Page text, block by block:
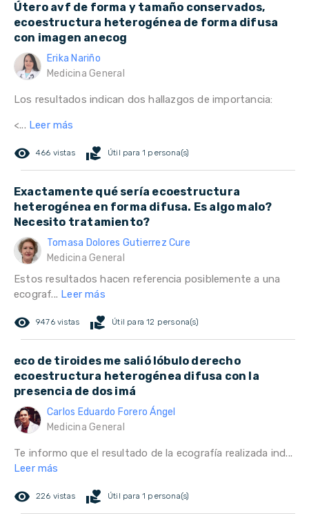
Útero avf de forma y tamaño conservados,
ecoestructura heterogénea de forma difusa
con imagen anecog
Erika Nariño
Medicina General
Los resultados indican dos hallazgos de importancia:
<... Leer más
remove_red_eye 466 vistas volunteer_activism Útil para 1 persona(s)
Exactamente qué sería ecoestructura
heterogénea en forma difusa. Es algo malo?
Necesito tratamiento?
Tomasa Dolores Gutierrez Cure
Medicina General
Estos resultados hacen referencia posiblemente a una
ecograf... Leer más
remove_red_eye 9476 vistas volunteer_activism Útil para 12 persona(s)
eco de tiroides me salió lóbulo derecho
ecoestructura heterogénea difusa con la
presencia de dos imá
Carlos Eduardo Forero Ángel
Medicina General
Te informo que el resultado de la ecografía realizada ind...
Leer más
remove_red_eye 226 vistas volunteer_activism Útil para 1 persona(s)